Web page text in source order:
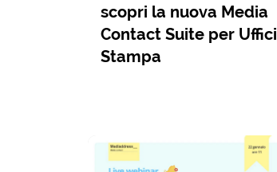
scopri la nuova Media
Contact Suite per Uffici
Stampa